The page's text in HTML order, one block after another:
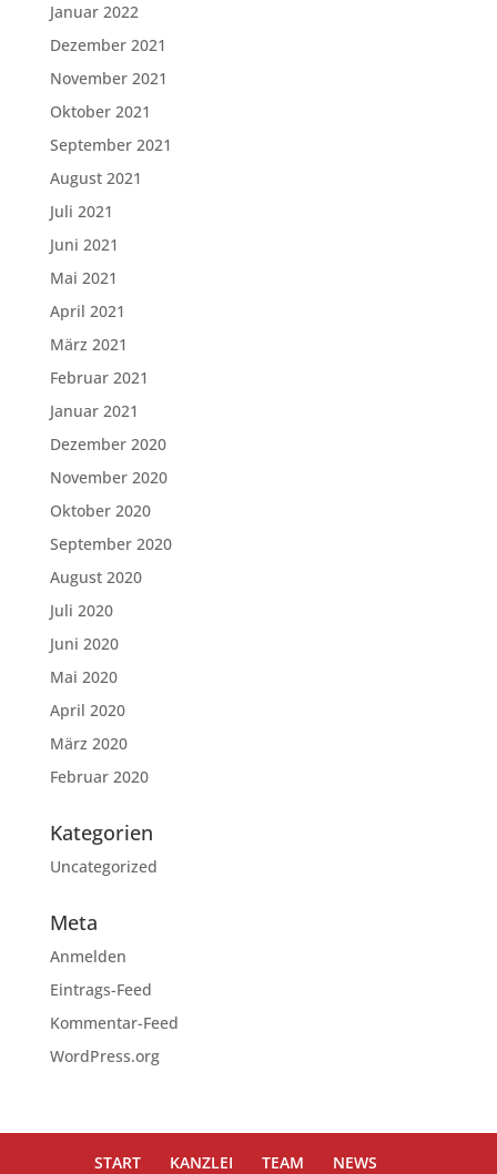
Januar 2022
Dezember 2021
November 2021
Oktober 2021
September 2021
August 2021
Juli 2021
Juni 2021
Mai 2021
April 2021
März 2021
Februar 2021
Januar 2021
Dezember 2020
November 2020
Oktober 2020
September 2020
August 2020
Juli 2020
Juni 2020
Mai 2020
April 2020
März 2020
Februar 2020
Kategorien
Uncategorized
Meta
Anmelden
Eintrags-Feed
Kommentar-Feed
WordPress.org
START KANZLEI TEAM NEWS